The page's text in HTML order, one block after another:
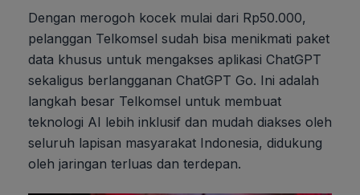
Dengan merogoh kocek mulai dari Rp50.000,
pelanggan Telkomsel sudah bisa menikmati paket
data khusus untuk mengakses aplikasi ChatGPT
sekaligus berlangganan ChatGPT Go. Ini adalah
langkah besar Telkomsel untuk membuat
teknologi AI lebih inklusif dan mudah diakses oleh
seluruh lapisan masyarakat Indonesia, didukung
oleh jaringan terluas dan terdepan.